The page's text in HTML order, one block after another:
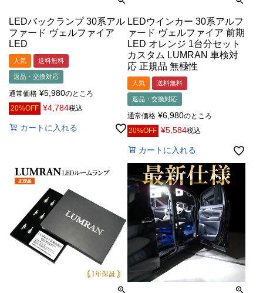
LEDバックランプ 30系アル
ファード ヴェルファイア
LED
人気 送料無料
返品・交換対応
通常価格 ¥5,980のところ
20%OFF ¥4,784税込
カートに入れる
LEDウインカー 30系アルフ
ァード ヴェルファイア 前期
LED オレンジ 1台分セット
カスタム LUMRAN 車検対
応 正規品 無極性
人気 送料無料
返品・交換対応
通常価格 ¥6,980のところ
20%OFF ¥5,584税込
カートに入れる